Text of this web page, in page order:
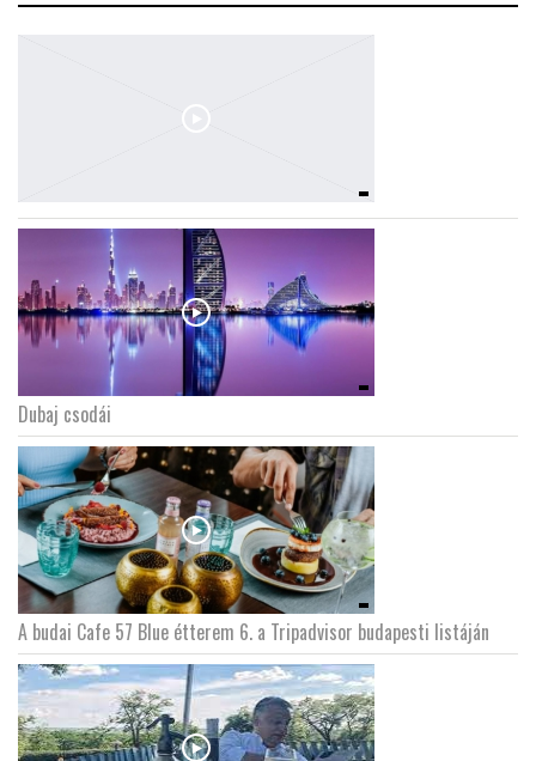
Dubaj csodái
A budai Cafe 57 Blue étterem 6. a Tripadvisor budapesti listáján